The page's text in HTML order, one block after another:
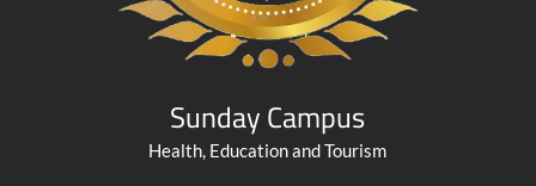
Sunday Campus
Health, Education and Tourism